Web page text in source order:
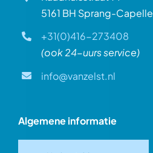
5161 BH Sprang-Capelle
+31(0)416-273408
(ook 24-uurs service)
info@vanzelst.nl
Algemene informatie